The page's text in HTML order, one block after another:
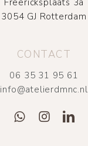
Freericksplaats 3a
3054 GJ Rotterdam
CONTACT
06 35 31 95 61
info@atelierdmnc.nl